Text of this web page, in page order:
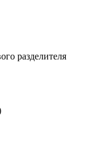
ножницами
разделителя